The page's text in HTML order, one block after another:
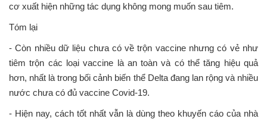
cơ xuất hiện những tác dụng không mong muốn sau tiêm.
Tóm lại
- Còn nhiều dữ liệu chưa có về trộn vaccine nhưng có vẻ như
tiêm trộn các loại vaccine là an toàn và có thể tăng hiệu quả
hơn, nhất là trong bối cảnh biến thể Delta đang lan rộng và nhiều
nước chưa có đủ vaccine Covid-19.
- Hiện nay, cách tốt nhất vẫn là dùng theo khuyến cáo của nhà